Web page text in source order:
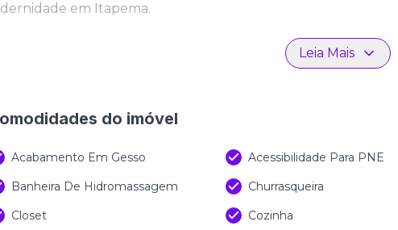
em Itapema.
Leia Mais
do imóvel
Acabamento Em Gesso Acessibilidade Para PNE
Banheira De Hidromassagem
Churrasqueira
Closet
Cozinha